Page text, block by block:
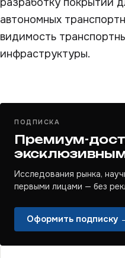
автономных
видимость
инфраструктуры.
ПОДПИСКА
Премиум-
Исследования рынка,
первыми лицами — без
Оформить подписку